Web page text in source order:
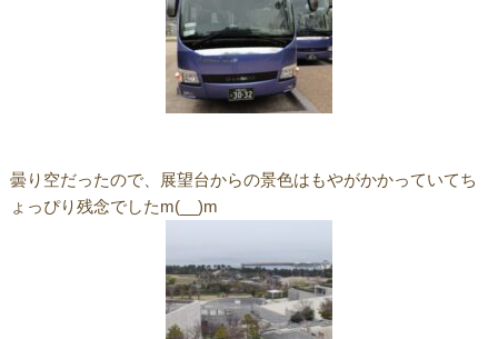
曇り空だったので、展望台からの景色はもやがかかっていてち
ょっぴり残念でしたm(__)m